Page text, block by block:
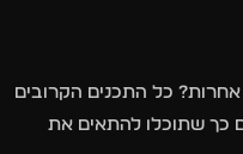
אחרות? כל התכנים הקרובים
כך שתוכלו להתאים את